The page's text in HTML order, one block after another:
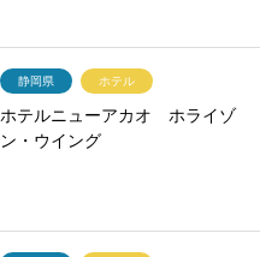
静岡県 ホテル
ホテルニューアカオ ホライゾ
ン・ウイング